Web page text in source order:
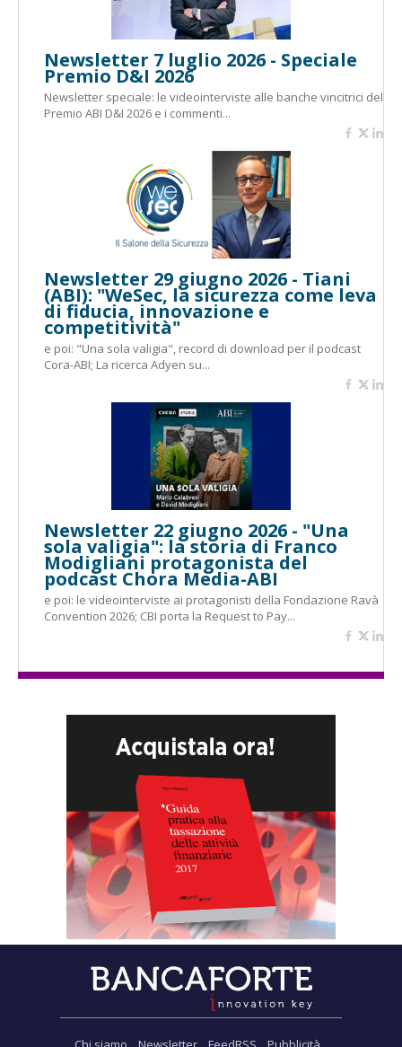
Newsletter 7 luglio 2026 - Speciale
Premio D&I 2026
Newsletter speciale: le videointerviste alle banche vincitrici del
Premio ABI D&I 2026 e i commenti...
Newsletter 29 giugno 2026 - Tiani
(ABI): "WeSec, la sicurezza come leva
di fiducia, innovazione e
competitività"
e poi: "Una sola valigia", record di download per il podcast
Cora-ABI; La ricerca Adyen su...
Newsletter 22 giugno 2026 - "Una
sola valigia": la storia di Franco
Modigliani protagonista del
podcast Chora Media-ABI
e poi: le videointerviste ai protagonisti della Fondazione Ravà
Convention 2026; CBI porta la Request to Pay...